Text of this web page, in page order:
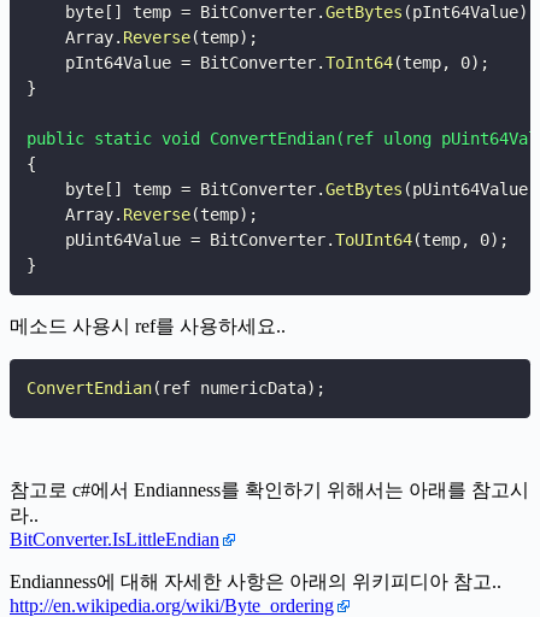
    byte[] temp = BitConverter.
GetBytes (pInt64Value)
    Array.
Reverse(temp) ;
    pInt64Value = BitConverter.
ToInt64(temp, 0) ;
}
public static void ConvertEndian(ref ulong
{
    byte[] temp = BitConverter.
GetBytes (pUint64Value
    Array.
Reverse(temp) ;
    pUint64Value = BitConverter.
ToUInt64(temp, 0) ;
}
메소드 사용시 ref를 사용하세요..
ConvertEndian( ref numericData) ;
참고로 c#에서 Endianness를 확인하기 위해서는 아래를 참고시
라..
BitConverter.IsLittleEndian
Endianness에 대해 자세한 사항은 아래의 위키피디아 참고..
http://en.wikipedia.org/wiki/Byte_ordering